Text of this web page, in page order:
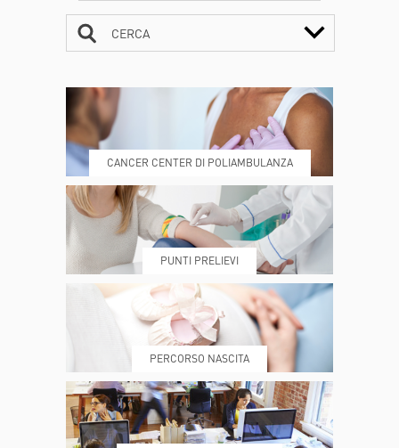
DOVE SIAMO ESAMI E VISITE
PRENOTA MY POLI
REFERTI REPARTI
CERCA
CANCER CENTER DI POLIAMBULANZA
PUNTI PRELIEVI
PERCORSO NASCITA